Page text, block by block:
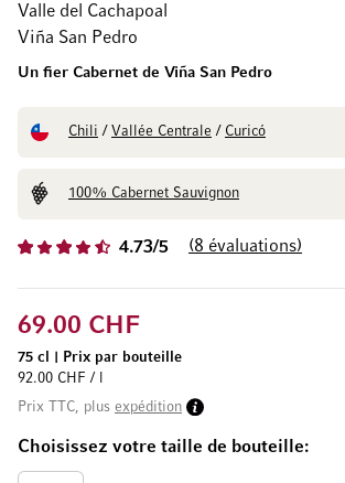
4.73/5 8 évaluations
Valle del Cachapoal
Viña San Pedro
Un fier Cabernet de Viña San Pedro
Chili / Vallée Centrale / Curicó
100% Cabernet Sauvignon
Choisissez votre taille de bouteille
69.00 CHF
75 cl
Prix par bouteille
92.00 CHF / l
Prix TTC, plus expédition